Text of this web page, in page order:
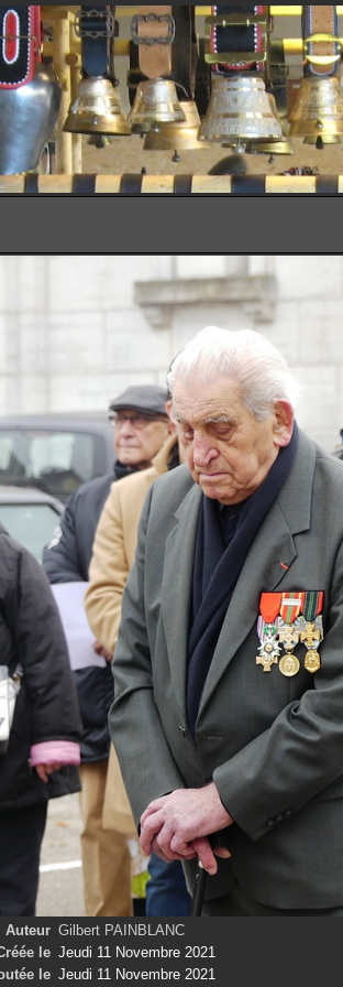
Auteur Gilbert PAINBLANC
le Jeudi 11 Novembre 2021
le Jeudi 11 Novembre 2021